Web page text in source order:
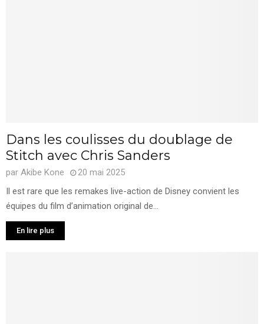
Dans les coulisses du doublage de
Stitch avec Chris Sanders
par Akibe Kone
20 mai 2025
Il est rare que les remakes live-action de Disney convient les
équipes du film d’animation original de...
En lire plus